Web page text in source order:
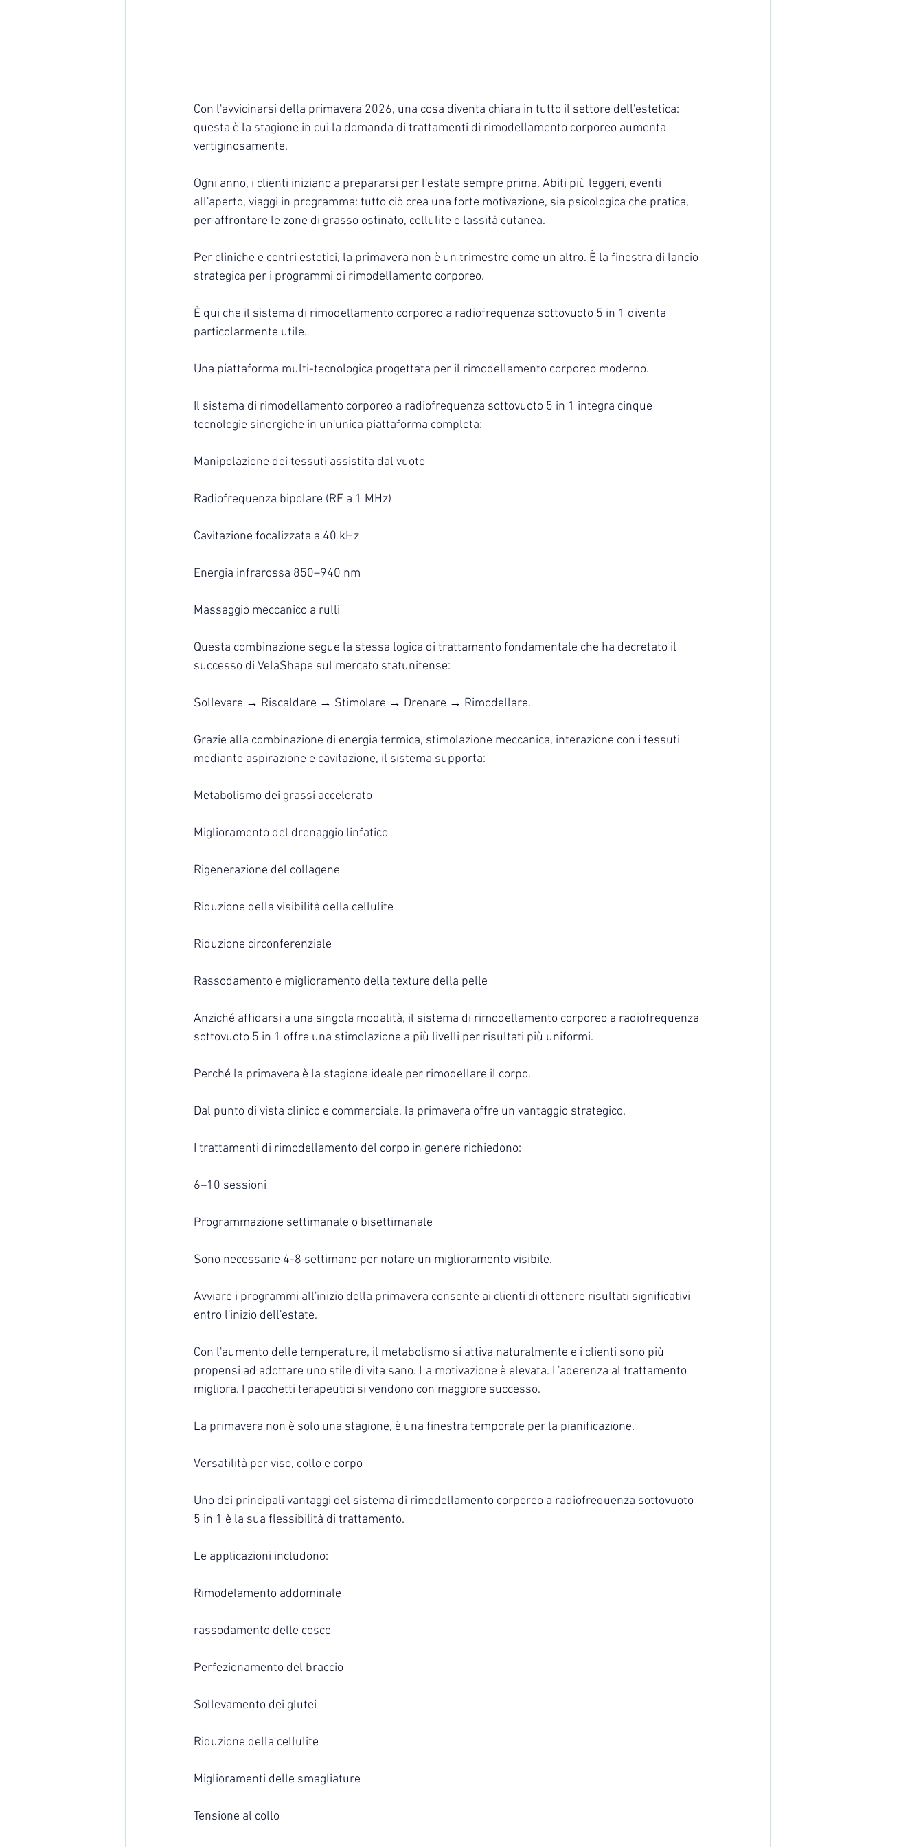
Con l'avvicinarsi della primavera 2026, una cosa diventa chiara in tutto il settore dell'estetica:
questa è la stagione in cui la domanda di trattamenti di rimodellamento corporeo aumenta
vertiginosamente.
Ogni anno, i clienti iniziano a prepararsi per l'estate sempre prima. Abiti più leggeri, eventi
all'aperto, viaggi in programma: tutto ciò crea una forte motivazione, sia psicologica che pratica,
per affrontare le zone di grasso ostinato, cellulite e lassità cutanea.
Per cliniche e centri estetici, la primavera non è un trimestre come un altro. È la finestra di lancio
strategica per i programmi di rimodellamento corporeo.
È qui che il sistema di rimodellamento corporeo a radiofrequenza sottovuoto 5 in 1 diventa
particolarmente utile.
Una piattaforma multi-tecnologica progettata per il rimodellamento corporeo moderno.
Il sistema di rimodellamento corporeo a radiofrequenza sottovuoto 5 in 1 integra cinque
tecnologie sinergiche in un'unica piattaforma completa:
Manipolazione dei tessuti assistita dal vuoto
Radiofrequenza bipolare (RF a 1 MHz)
Cavitazione focalizzata a 40 kHz
Energia infrarossa 850–940 nm
Massaggio meccanico a rulli
Questa combinazione segue la stessa logica di trattamento fondamentale che ha decretato il
successo di VelaShape sul mercato statunitense:
Sollevare → Riscaldare → Stimolare → Drenare → Rimodellare.
Grazie alla combinazione di energia termica, stimolazione meccanica, interazione con i tessuti
mediante aspirazione e cavitazione, il sistema supporta:
Metabolismo dei grassi accelerato
Miglioramento del drenaggio linfatico
Rigenerazione del collagene
Riduzione della visibilità della cellulite
Riduzione circonferenziale
Rassodamento e miglioramento della texture della pelle
Anziché affidarsi a una singola modalità, il sistema di rimodellamento corporeo a radiofrequenza
sottovuoto 5 in 1 offre una stimolazione a più livelli per risultati più uniformi.
Perché la primavera è la stagione ideale per rimodellare il corpo.
Dal punto di vista clinico e commerciale, la primavera offre un vantaggio strategico.
I trattamenti di rimodellamento del corpo in genere richiedono:
6–10 sessioni
Programmazione settimanale o bisettimanale
Sono necessarie 4-8 settimane per notare un miglioramento visibile.
Avviare i programmi all'inizio della primavera consente ai clienti di ottenere risultati significativi
entro l'inizio dell'estate.
Con l'aumento delle temperature, il metabolismo si attiva naturalmente e i clienti sono più
propensi ad adottare uno stile di vita sano. La motivazione è elevata. L'aderenza al trattamento
migliora. I pacchetti terapeutici si vendono con maggiore successo.
La primavera non è solo una stagione, è una finestra temporale per la pianificazione.
Versatilità per viso, collo e corpo
Uno dei principali vantaggi del sistema di rimodellamento corporeo a radiofrequenza sottovuoto
5 in 1 è la sua flessibilità di trattamento.
Le applicazioni includono:
Rimodelamento addominale
rassodamento delle cosce
Perfezionamento del braccio
Sollevamento dei glutei
Riduzione della cellulite
Miglioramenti delle smagliature
Tensione al collo